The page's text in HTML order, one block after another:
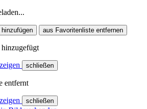
aus Favoritenliste entfernen
schließen
entfernt
schließen